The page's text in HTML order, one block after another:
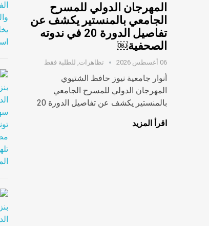
المهرجان الدولي للمسرح
الجامعي بالمنستير يكشف عن
تفاصيل الدورة 20 في ندوته
الصحفية￼
06 أغسطس 2026 تظاهرات للطلبة فقط
أنوار جامعية نيوز حافظ الشتيوي
المهرجان الدولي للمسرح الجامعي
بالمنستير يكشف عن تفاصيل الدورة 20
اقرأ المزيد